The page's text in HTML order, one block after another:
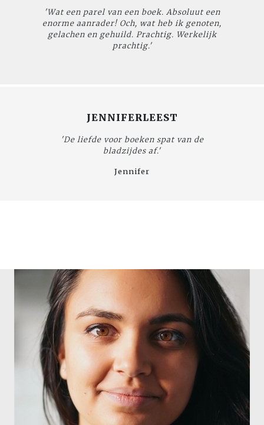
'Wat een parel van een boek. Absoluut een
enorme aanrader! Och, wat heb ik genoten,
gelachen en gehuild. Prachtig. Werkelijk
prachtig.'
JENNIFERLEEST
'De liefde voor boeken spat van de
bladzijdes af.'
Jennifer